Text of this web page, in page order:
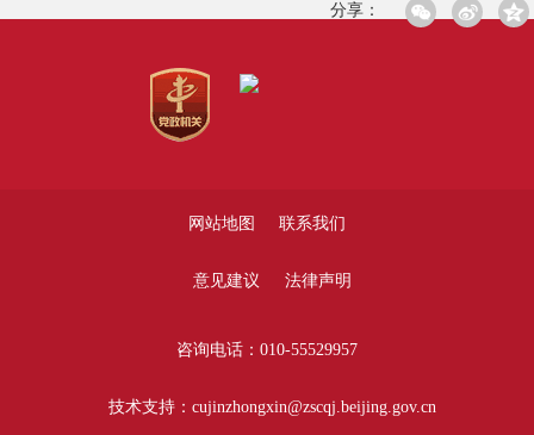
分享：
网站地图 联系我们
意见建议 法律声明
咨询电话：010-55529957
技术支持：cujinzhongxin@zscqj.beijing.gov.cn